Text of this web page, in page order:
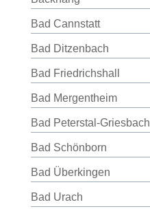
Bad Cannstatt
Bad Ditzenbach
Bad Friedrichshall
Bad Mergentheim
Bad Peterstal-Griesbach
Bad Schönborn
Bad Überkingen
Bad Urach